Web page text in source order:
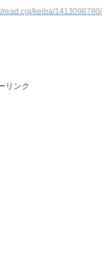
read.cgi/keiba/1413098780/
リンク